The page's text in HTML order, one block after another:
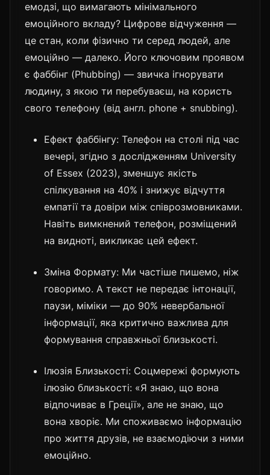
емодзі, що вимагають мінімального
емоційного вкладу? Цифрове відчуження —
це стан, коли фізично ти серед людей, але
емоційно — далеко. Його ключовим проявом
є фаббінг (Phubbing) — звичка ігнорувати
людину, з якою ти перебуваєш, на користь
свого телефону (від англ. phone + snubbing).
Ефект фаббінгу: Телефон на столі під час
вечері, згідно з дослідженням University
of Essex (2023), зменшує якість
спілкування на 40% і знижує відчуття
емпатії та довіри між співрозмовниками.
Навіть вимкнений телефон, розміщений
на видноті, викликає цей ефект.
Зміна Формату: Ми частіше пишемо, ніж
говоримо. А текст не передає інтонації,
паузи, міміки — до 90% невербальної
інформації, яка критично важлива для
формування справжньої близькості.
Ілюзія Близькості: Соцмережі формують
ілюзію близькості: «Я знаю, що вона
відпочиває в Греції», але не знаю, що
вона хворіє. Ми споживаємо інформацію
про життя друзів, не взаємодіючи з ними
емоційно.